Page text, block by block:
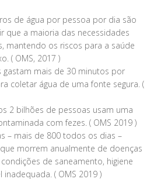
de água por pessoa por dia são
que a maioria das necessidades
mantendo os riscos para a saúde
( OMS, 2017 )
gastam mais de 30 minutos por
coletar água de uma fonte segura. (
2 bilhões de pessoas usam uma
com fezes. ( OMS 2019 )
– mais de 800 todos os dias –
morrem anualmente de doenças
de saneamento, higiene
( OMS 2019 )